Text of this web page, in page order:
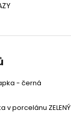
- černá
v porcelánu ZELENÝ